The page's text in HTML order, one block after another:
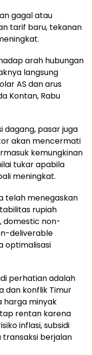
gagal atau
tarif baru, tekanan
arah hubungan
langsung
AS dan arus
Kontan, Rabu
dagang, pasar juga
akan mencermati
kemungkinan
tukar apabila
meningkat.
telah menegaskan
rupiah
domestic non-
deliverable
optimalisasi
perhatian adalah
dan konflik Timur
harga minyak
rentan karena
inflasi, subsidi
transaksi berjalan